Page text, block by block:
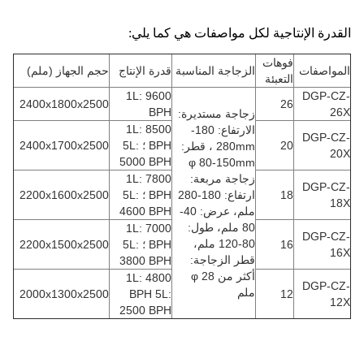
القدرة الإنتاجية لكل مواصفات هي كما يلي:
المواصفات
فوهات
التعبئة
الزجاجة المناسبة قدرة الإنتاج
حجم الجهاز (ملم)
DGP-CZ-
26X
26
زجاجة مستديرة:
الارتفاع: 180-
280mm ، قطر:
φ 80-150mm
زجاجة مربعة:
ارتفاع: 180-280
ملم، عرض: 40-
80 ملم، طول:
80-120 ملم،
قطر الزجاجة:
أكثر من φ 28
ملم
1L: 9600
BPH
2400x1800x2500
DGP-CZ-
20X
20
1L: 8500
BPH ؛ 5L:
5000 BPH
2400x1700x2500
DGP-CZ-
18X
18
1L: 7800
BPH ؛ 5L:
4600 BPH
2200x1600x2500
DGP-CZ-
16X
16
1L: 7000
BPH ؛ 5L:
3800 BPH
2200x1500x2500
DGP-CZ-
12X
12
1L: 4800
BPH 5L:
2500 BPH
2000x1300x2500